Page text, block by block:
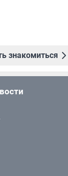
знакомиться